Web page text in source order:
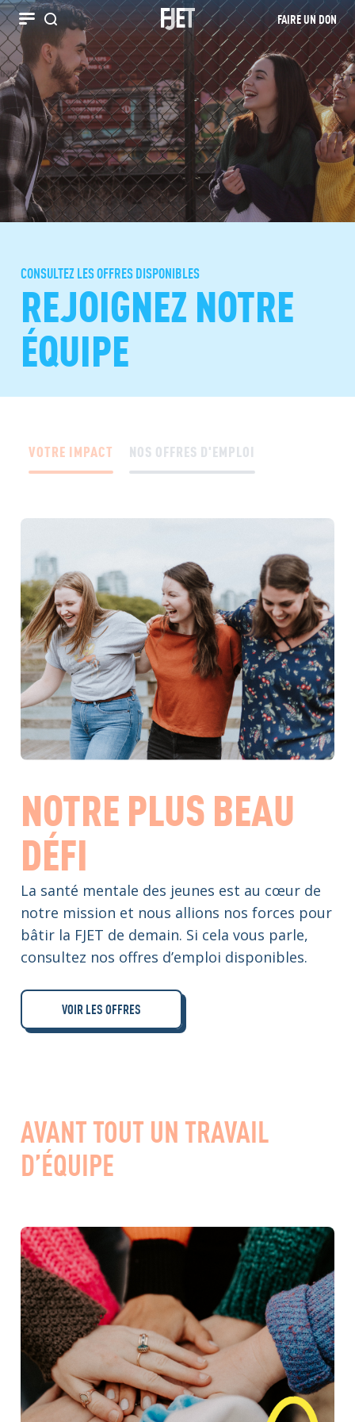
Recherche FAIRE UN DON
CONSULTEZ LES OFFRES DISPONIBLES
REJOIGNEZ NOTRE
ÉQUIPE
VOTRE IMPACT NOS OFFRES D'EMPLOI
NOTRE PLUS BEAU
DÉFI
La santé mentale des jeunes est au cœur de
notre mission et nous allions nos forces pour
bâtir la FJET de demain. Si cela vous parle,
consultez nos offres d’emploi disponibles.
VOIR LES OFFRES
AVANT TOUT UN TRAVAIL
D’ÉQUIPE